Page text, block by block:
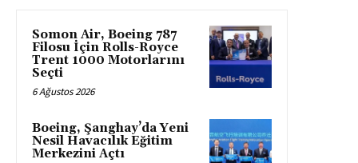
Somon Air, Boeing 787
Filosu İçin Rolls-Royce
Trent 1000 Motorlarını
Seçti
6 Ağustos 2026
Boeing, Şanghay’da Yeni
Nesil Havacılık Eğitim
Merkezini Açtı